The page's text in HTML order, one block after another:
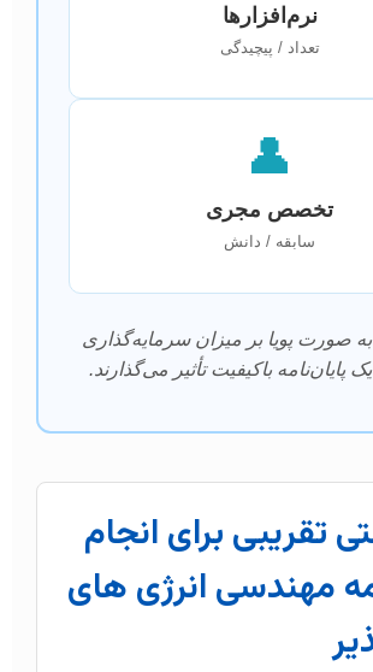
نرم‌افزارها
تعداد / پیچیدگی
👤
تخصص مجری
سابقه / دانش
صورت پویا بر میزان سرمایه‌گذاری
پایان‌نامه باکیفیت تأثیر می‌گذارند.
تقریبی برای انجام
مهندسی انرژی های